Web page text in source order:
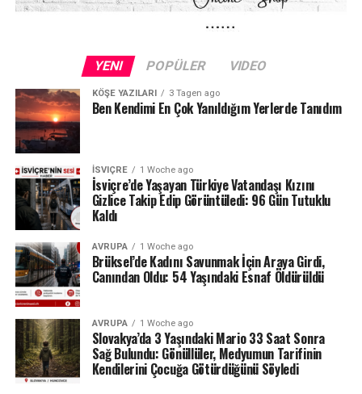
Kuraklığın etkileri yalnızca Schaffhausen ile sınırlı değil.
des Brenets de son derece düşük su seviyeleriyle karşı
karşıya.
24 Temmuz ölçümlerinde göl seviyesi denizden 742,13
metre, çıkıştaki su debisi ise yalnızca saniyede 1,2
metreküp olarak kaydedildi. Su seviyesinin düşmesi
nedeniyle göldeki tekne seferleri de durduruldu.
Lac des Brenets daha önce de uzun kuraklık
dönemlerinde benzer sorunlar yaşamış, özellikle 2022
yazında su seviyesi ciddi şekilde gerilemişti.
Ren Şelalesi’ndeki son durum ise İsviçre’de devam eden
yağış eksikliğinin nehir ve göller üzerindeki etkisini
gözler önüne seriyor.
Kaynak: BAFU / BRK News
YENI POPÜLER VIDEO
KÖŞE YAZILARI 3 Tagen ago
Ben Kendimi En Çok Yanıldığım Yerlerde Tanıdım
İSVIÇRE 1 Woche ago
İsviçre’de Yaşayan Türkiye Vatandaşı Kızını
Gizlice Takip Edip Görüntüledi: 96 Gün Tutuklu
Kaldı
AVRUPA 1 Woche ago
Brüksel’de Kadını Savunmak İçin Araya Girdi,
Canından Oldu: 54 Yaşındaki Esnaf Öldürüldü
AVRUPA 1 Woche ago
Slovakya’da 3 Yaşındaki Mario 33 Saat Sonra
Sağ Bulundu: Gönüllüler, Medyumun Tarifinin
Kendilerini Çocuğa Götürdüğünü Söyledi